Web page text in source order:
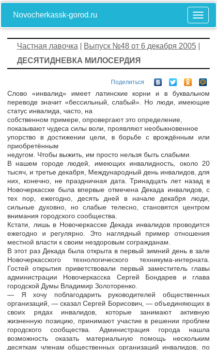
Novocherkassk-gorod.ru
Частная лавочка Выпуск №48 от 6 декабря 2005
ДЕСЯТИДНЕВКА МИЛОСЕРДИЯ
Поделиться
Слово «инвалид» имеет латинские корни и в буквальном
переводе значит «бессильный, слабый». Но люди, имеющие
статус инвалида, часто, на
собственном примере, опровергают это определение,
показывают чудеса силы воли, проявляют необыкновенное
упорство в достижении цели, в борьбе с врождённым или
приобретённым
недугом. Чтобы выжить, им просто нельзя быть слабыми.
В нашем городе людей, имеющих инвалидность, около 20
тысяч, и третье декабря, Международный день инвалидов, для
них, конечно, не праздничная дата. Тринадцать лет назад в
Новочеркасске была впервые отмечена Декада инвалидов, с
тех пор, ежегодно, десять дней в начале декабря люди,
сильные духовно, но слабые телесно, становятся центром
внимания городского сообщества.
Кстати, лишь в Новочеркасске Декада инвалидов проводится
ежегодно и регулярно. Это наглядный пример отношения
местной власти к своим нездоровым согражданам.
В этот раз Декада была открыта в первый зимний день в зале
Новочеркасского технологического техникума-интерната.
Гостей открытия приветствовали первый заместитель главы
администрации Новочеркасска Сергей Бондарев и глава
городской Думы Владимир Золоторенко.
— Я хочу поблагодарить руководителей общественных
организаций, — сказал Сергей Борисович, — объединяющих в
своих рядах инвалидов, которые занимают активную
жизненную позицию, принимают участие в решении проблем
городского сообщества. Администрация города нашла
возможность оказать материальную помощь нескольким
десяткам членам общественных организаций инвалидов, по